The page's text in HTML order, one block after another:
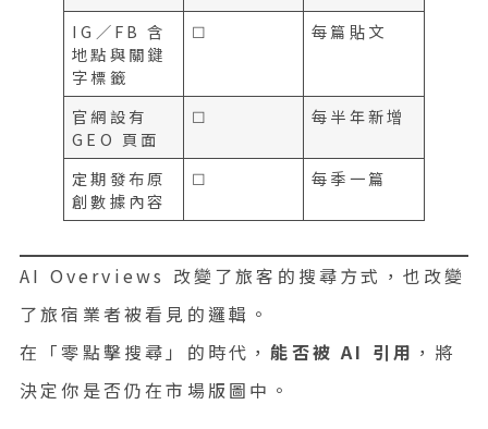
IG／FB 含
地點與關鍵
字標籤
☐ 每篇貼文
官網設有
GEO 頁面
☐ 每半年新增
定期發布原
創數據內容
☐ 每季一篇
AI Overviews 改變了旅客的搜尋方式，也改變
了旅宿業者被看見的邏輯。
在「零點擊搜尋」的時代，能否被 AI 引用 ，將
決定你是否仍在市場版圖中。